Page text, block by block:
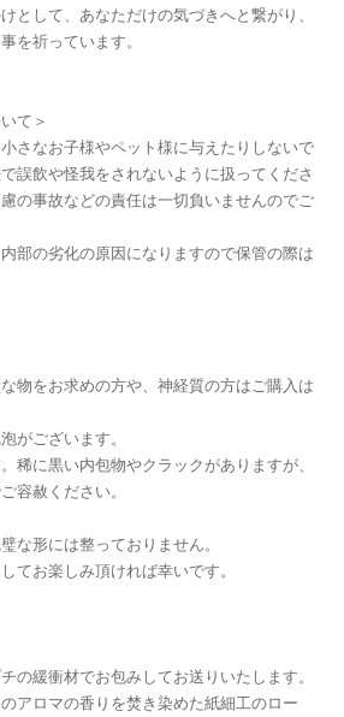
として、あなただけの気づきへと繋がり、
を祈っています。
て＞
さなお子様やペット様に与えたりしないで
誤飲や怪我をされないように扱ってくださ
の事故などの責任は一切負いませんのでご
部の劣化の原因になりますので保管の際は
物をお求めの方や、神経質の方はご購入は
がございます。
稀に黒い内包物やクラックがありますが、
容赦ください。
な形には整っておりません。
てお楽しみ頂ければ幸いです。
の緩衝材でお包みしてお送りいたします。
アロマの香りを焚き染めた紙細工のロー